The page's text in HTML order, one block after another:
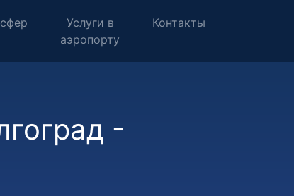
Услуги в
аэропорту
Контакты
-